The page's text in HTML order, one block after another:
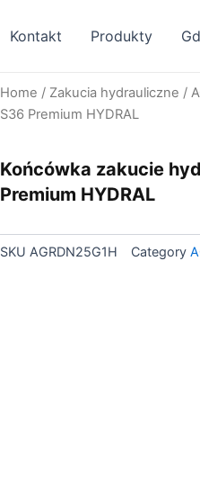
Kontakt Produkty
Home / Zakucia hydrauliczne /
S36 Premium HYDRAL
Końcówka zakucie
Premium HYDRAL
SKU AGRDN25G1H Category